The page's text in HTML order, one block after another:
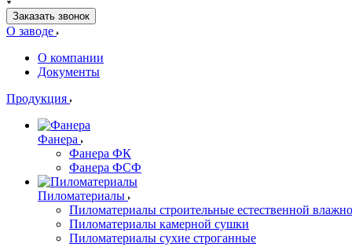
Заказать звонок
О заводе
О компании
Документы
Продукция
Фанера
Фанера ФК
Фанера ФСФ
Пиломатериалы
Пиломатериалы строительные естественной
Пиломатериалы камерной сушки
Пиломатериалы сухие строганные